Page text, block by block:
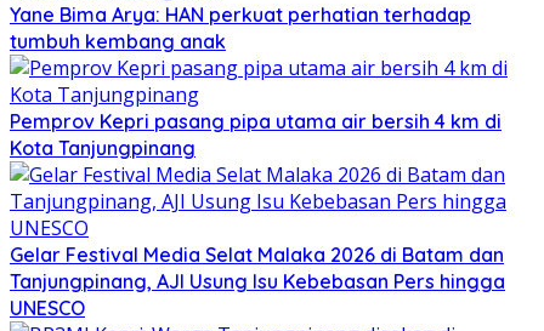
Yane Bima Arya: HAN perkuat perhatian terhadap
tumbuh kembang anak
Pemprov Kepri pasang pipa utama air bersih 4 km di
Kota Tanjungpinang
Gelar Festival Media Selat Malaka 2026 di Batam dan
Tanjungpinang, AJI Usung Isu Kebebasan Pers hingga
UNESCO